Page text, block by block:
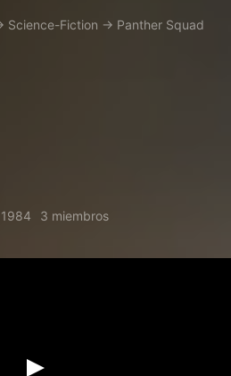
Science-Fiction → Panther Squad
3 miembros